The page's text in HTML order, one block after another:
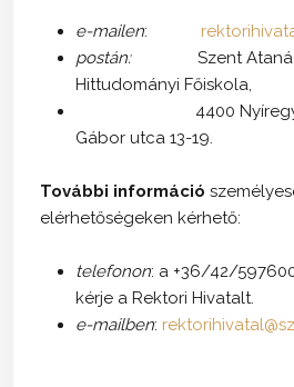
e-mailen:
postán:
Szent Atanáz
Hittudományi Főiskola,
4400
Gábor utca 13-19.
További információ
elérhetőségeken kérhető:
telefonon: a +36/42/
kérje a Rektori Hivatalt.
e-mailben: